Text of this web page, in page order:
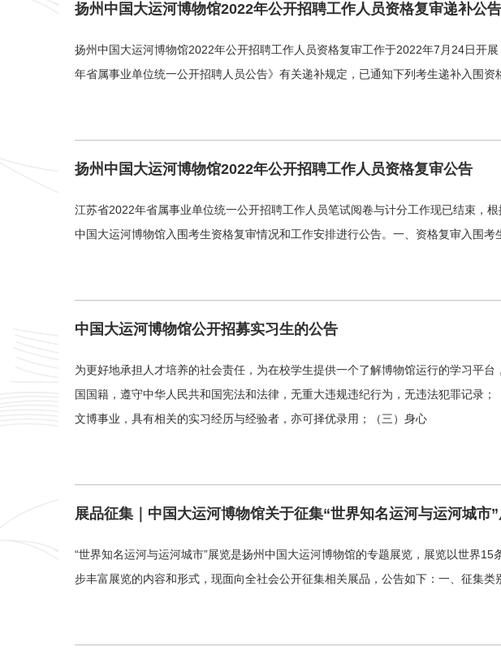
扬州中国大运河博物馆2022年公开招聘工作人员资格复审递补公告
扬州中国大运河博物馆2022年公开招聘工作人员资格复审工作于2022年7月24日开
年省属事业单位统一公开招聘人员公告》有关递补规定，已通知下列考生递补入围资
扬州中国大运河博物馆2022年公开招聘工作人员资格复审公告
江苏省2022年省属事业单位统一公开招聘工作人员笔试阅卷与计分工作现已结束，
中国大运河博物馆入围考生资格复审情况和工作安排进行公告。一、资格复审入
中国大运河博物馆公开招募实习生的公告
为更好地承担人才培养的社会责任，为在校学生提供一个了解博物馆运行的学习平
国国籍，遵守中华人民共和国宪法和法律，无重大违规违纪行为，无违法犯罪记录
文博事业，具有相关的实习经历与经验者，亦可择优录用；（三）身心
展品征集｜中国大运河博物馆关于征集“世界知名运河与运河城市
“世界知名运河与运河城市”展览是扬州中国大运河博物馆的专题展览，展览以世界
步丰富展览的内容和形式，现面向全社会公开征集相关展品，公告如下：一、征集